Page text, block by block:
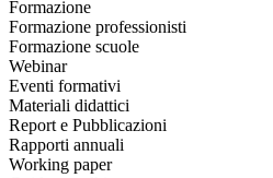
Formazione
Formazione professionisti
Formazione scuole
Webinar
Eventi formativi
Materiali didattici
Report e Pubblicazioni
Rapporti annuali
Working paper